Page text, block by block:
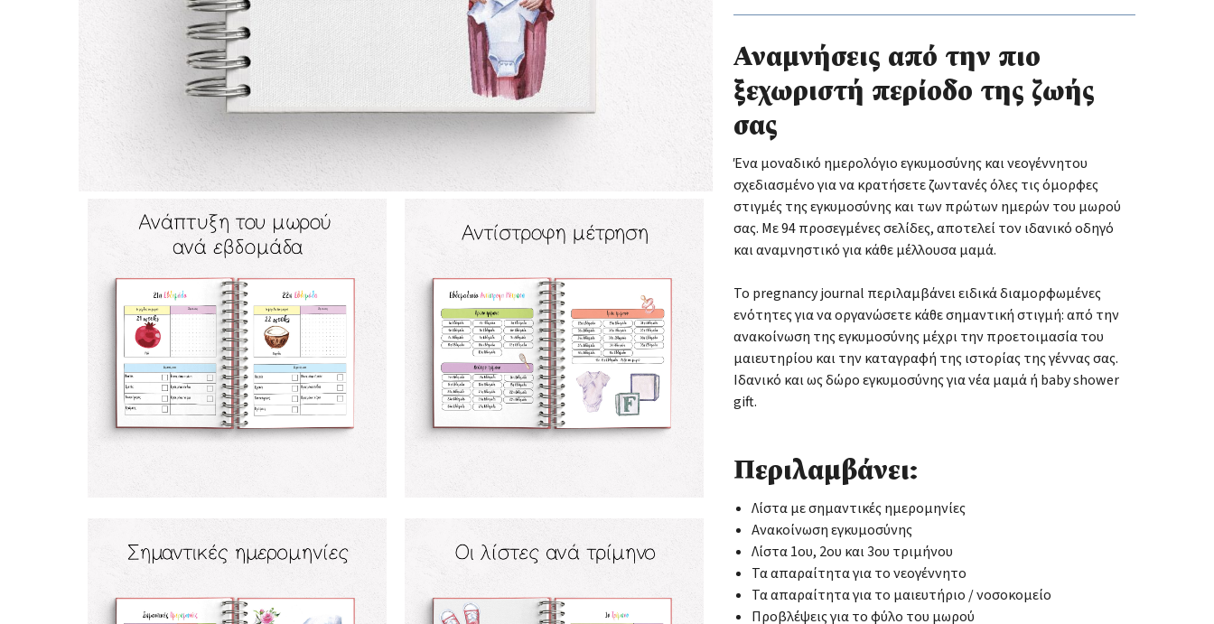
Αναμνήσεις από την πιο
ξεχωριστή περίοδο της ζωής
σας
Ένα μοναδικό ημερολόγιο εγκυμοσύνης και νεογέννητου
σχεδιασμένο για να κρατήσετε ζωντανές όλες τις όμορφες
στιγμές της εγκυμοσύνης και των πρώτων ημερών του μωρού
σας. Με 94 προσεγμένες σελίδες, αποτελεί τον ιδανικό οδηγό
και αναμνηστικό για κάθε μέλλουσα μαμά.
Το pregnancy journal περιλαμβάνει ειδικά διαμορφωμένες
ενότητες για να οργανώσετε κάθε σημαντική στιγμή: από την
ανακοίνωση της εγκυμοσύνης μέχρι την προετοιμασία του
μαιευτηρίου και την καταγραφή της ιστορίας της γέννας σας.
Ιδανικό και ως δώρο εγκυμοσύνης για νέα μαμά ή baby shower
gift.
Περιλαμβάνει:
Λίστα με σημαντικές ημερομηνίες
Ανακοίνωση εγκυμοσύνης
Λίστα 1ου, 2ου και 3ου τριμήνου
Τα απαραίτητα για το νεογέννητο
Τα απαραίτητα για το μαιευτήριο / νοσοκομείο
Προβλέψεις για το φύλο του μωρού